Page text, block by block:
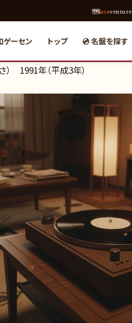
🗺asoventure
ーセン トップ 💿 名盤を探す
） 1991年（平成3年）